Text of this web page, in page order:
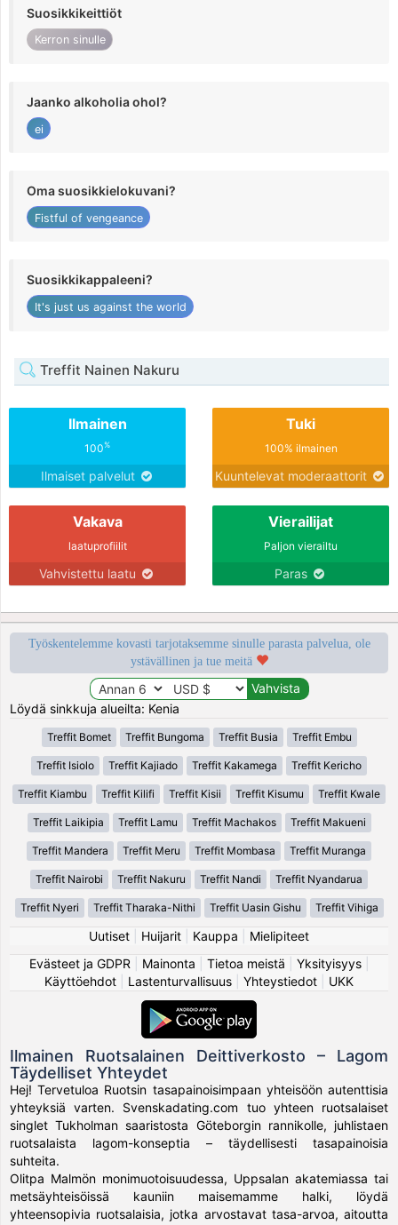
Suosikkikeittiöt
Kerron sinulle
Jaanko alkoholia ohol?
ei
Oma suosikkielokuvani?
Fistful of vengeance
Suosikkikappaleeni?
It's just us against the world
Treffit Nainen Nakuru
Ilmainen
100%
Ilmaiset palvelut
Tuki
100% ilmainen
Kuuntelevat moderaattorit
Vakava
laatuprofiilit
Vahvistettu laatu
Vierailijat
Paljon vierailtu
Paras
Työskentelemme kovasti tarjotaksemme sinulle parasta palvelua, ole
ystävällinen ja tue meitä
Löydä sinkkuja alueilta: Kenia
Treffit Bomet Treffit Bungoma Treffit Busia Treffit Embu
Treffit Isiolo Treffit Kajiado Treffit Kakamega Treffit Kericho
Treffit Kiambu Treffit Kilifi Treffit Kisii Treffit Kisumu Treffit Kwale
Treffit Laikipia Treffit Lamu Treffit Machakos Treffit Makueni
Treffit Mandera Treffit Meru Treffit Mombasa Treffit Muranga
Treffit Nairobi Treffit Nakuru Treffit Nandi Treffit Nyandarua
Treffit Nyeri Treffit Tharaka-Nithi Treffit Uasin Gishu Treffit Vihiga
Uutiset Huijarit Kauppa
Mielipiteet
Evästeet ja GDPR
Mainonta Tietoa meistä Yksityisyys|
Käyttöehdot
Lastenturvallisuus Yhteystiedot UKK
Ilmainen Ruotsalainen Deittiverkosto – Lagom
Täydelliset Yhteydet
Hej! Tervetuloa Ruotsin tasapainoisimpaan yhteisöön autenttisia
yhteyksiä varten. Svenskadating.com tuo yhteen ruotsalaiset
singlet Tukholman saaristosta Göteborgin rannikolle, juhlistaen
ruotsalaista lagom-konseptia – täydellisesti tasapainoisia
suhteita.
Olitpa Malmön monimuotoisuudessa, Uppsalan akatemiassa tai
metsäyhteisöissä kauniin maisemamme halki, löydä
yhteensopivia ruotsalaisia, jotka arvostavat tasa-arvoa, aitoutta